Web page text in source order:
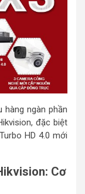
hàng ngàn phần
đặc biệt
HD 4.0 mới
Cơ